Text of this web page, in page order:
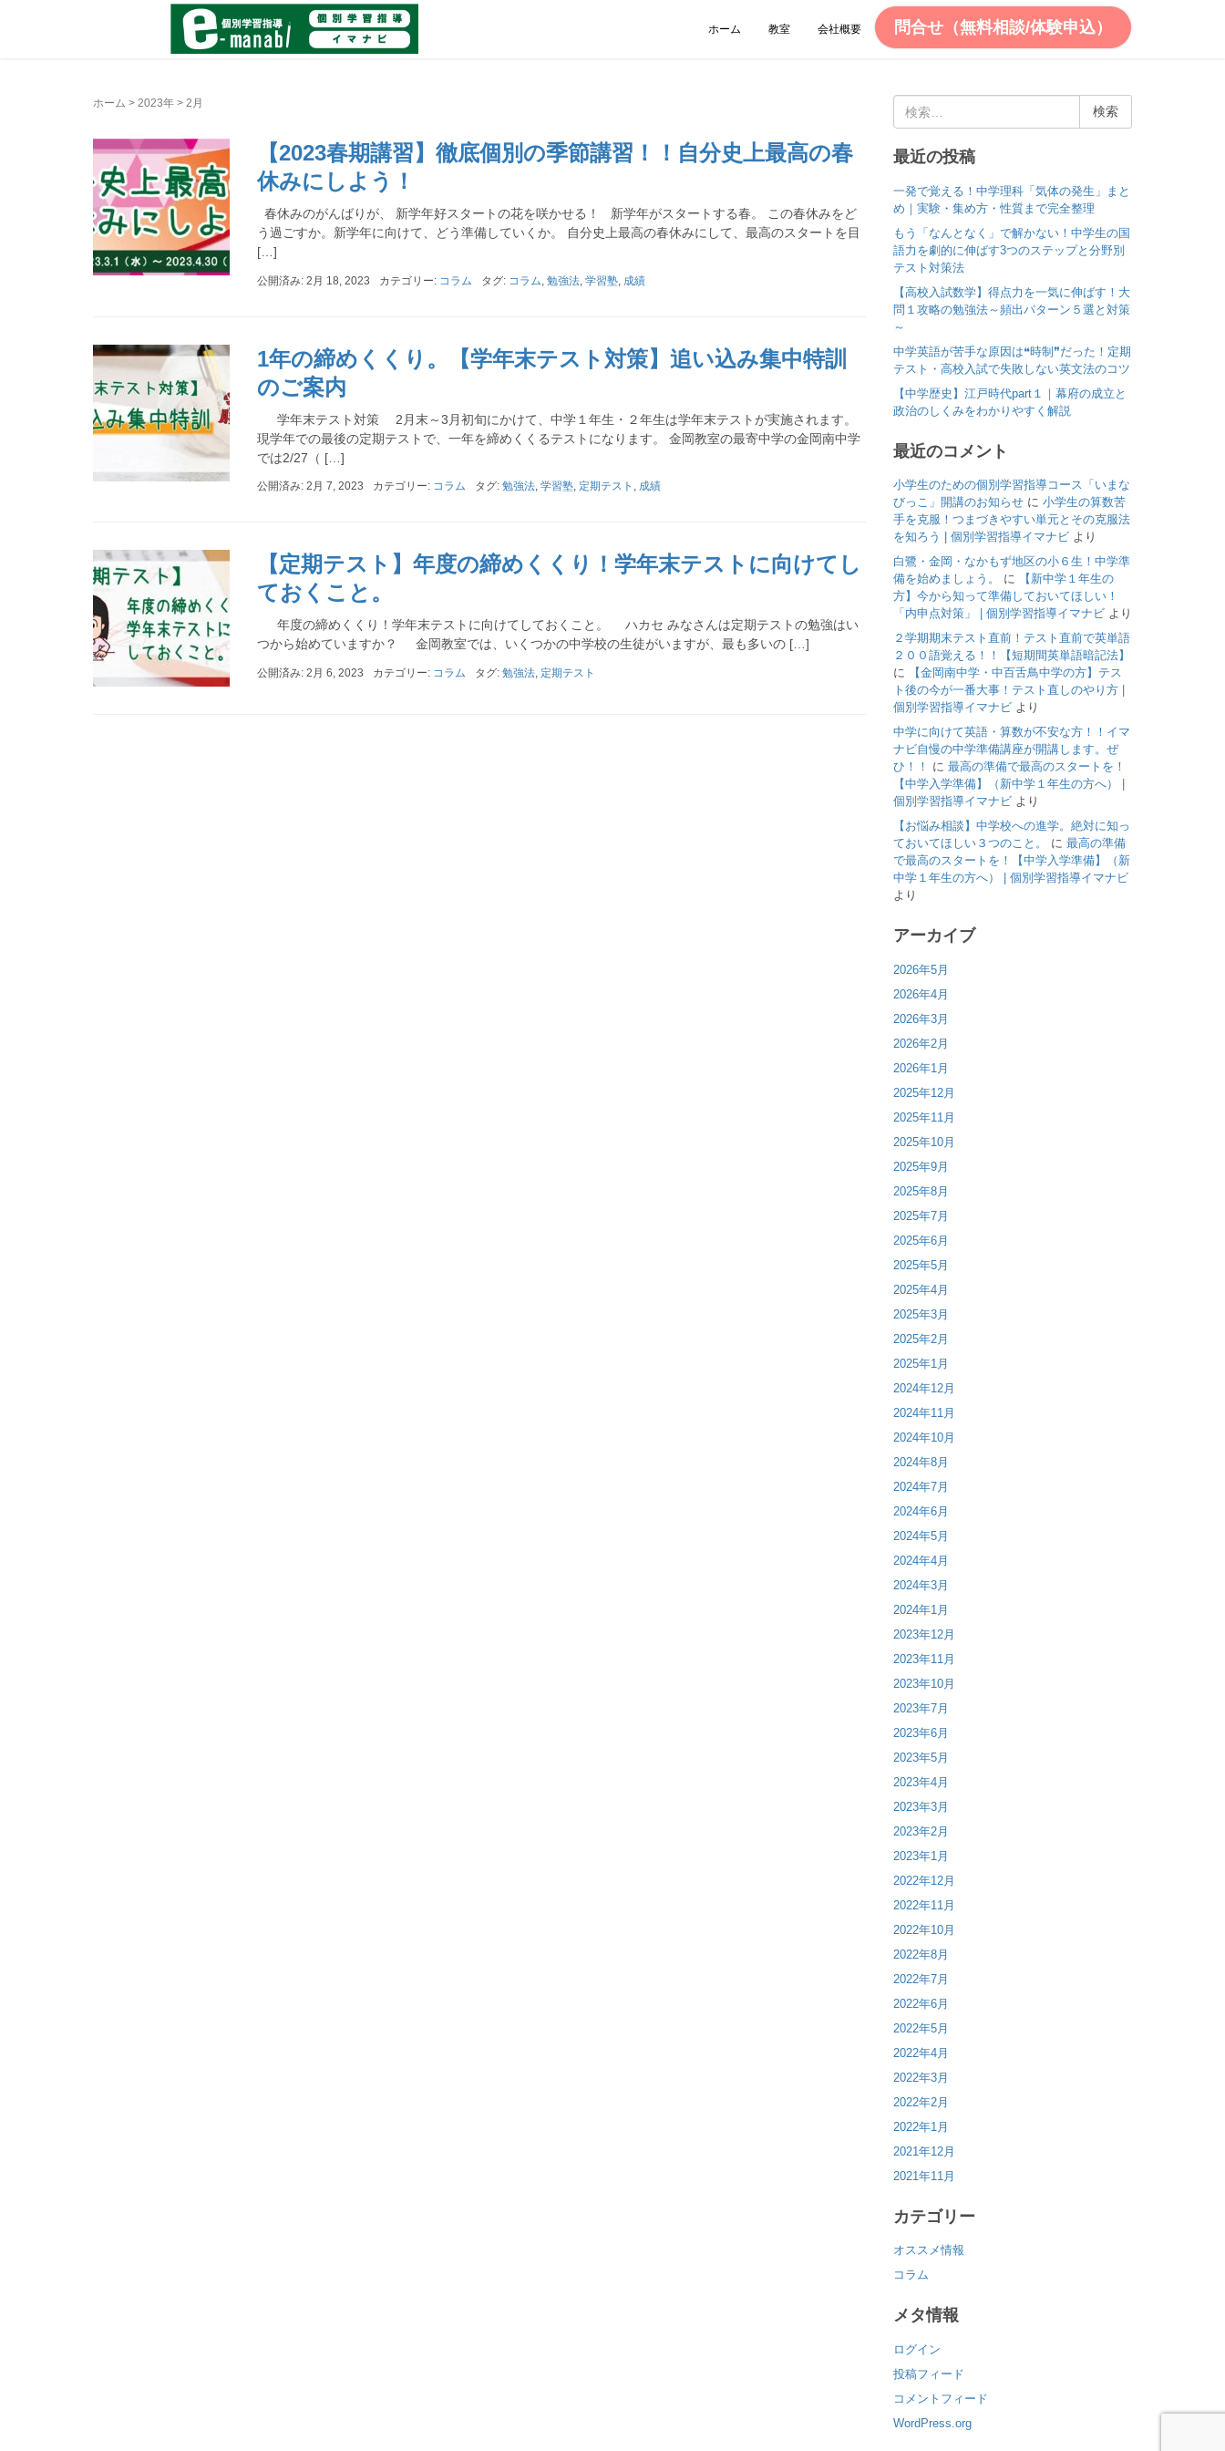
ホーム 教室 会社概要 問合せ（無料相談/体験申込）
ホーム > 2023年 > 2月
【2023春期講習】徹底個別の季節講習！！自分史上最高の春
休みにしよう！
春休みのがんばりが、 新学年好スタートの花を咲かせる！ 新学年がスタートする春。 この春休みをど
う過ごすか。新学年に向けて、どう準備していくか。 自分史上最高の春休みにして、最高のスタートを目
[…]
公開済み: 2月 18, 2023 カテゴリー: コラム タグ: コラム 勉強法 学習塾 成績
1年の締めくくり。【学年末テスト対策】追い込み集中特訓
のご案内
学年末テスト対策 2月末～3月初旬にかけて、中学１年生・２年生は学年末テストが実施されます。
現学年での最後の定期テストで、一年を締めくくるテストになります。 金岡教室の最寄中学の金岡南中学
では2/27（ […]
公開済み: 2月 7, 2023 カテゴリー: コラム タグ: 勉強法, 学習塾, 定期テスト , 成績
【定期テスト】年度の締めくくり！学年末テストに向けてし
ておくこと。
年度の締めくくり！学年末テストに向けてしておくこと。 ハカセ みなさんは定期テストの勉強はい
つから始めていますか？ 金岡教室では、いくつかの中学校の生徒がいますが、最も多いの […]
公開済み: 2月 6, 2023 カテゴリー: コラム タグ: 勉強法 定期テスト
最近の投稿
一発で覚える！中学理科「気体の発生」まと
め｜実験・集め方・性質まで完全整理
もう「なんとなく」で解かない！中学生の国
語力を劇的に伸ばす3つのステップと分野別
テスト対策法
【高校入試数学】得点力を一気に伸ばす！大
問１攻略の勉強法～頻出パターン５選と対策
～
中学英語が苦手な原因は❝時制❞だった！定期
テスト・高校入試で失敗しない英文法のコツ
【中学歴史】江戸時代part１｜幕府の成立と
政治のしくみをわかりやすく解説
最近のコメント
小学生のための個別学習指導コース「いまな
びっこ」開講のお知らせに 小学生の算数苦
手を克服！つまづきやすい単元とその克服法
を知ろう | 個別学習指導イマナビより
白鷺・金岡・なかもず地区の小６生！中学準
備を始めましょう。
に
【新中学１年生の
方】今から知って準備しておいてほしい！
「内申点対策」 | 個別学習指導イマナビより
２学期期末テスト直前！テスト直前で英単語
２００語覚える！！【短期間英単語暗記法】
に
【金岡南中学・中百舌鳥中学の方】テス
ト後の今が一番大事！テスト直しのやり方 |
個別学習指導イマナビより
中学に向けて英語・算数が不安な方！！イマ
ナビ自慢の中学準備講座が開講します。ぜ
ひ！！
に 最高の準備で最高のスタートを！
【中学入学準備】（新中学１年生の方へ） |
個別学習指導イマナビより
【お悩み相談】中学校への進学。絶対に知っ
ておいてほしい３つのこと。
に 最高の準備
で最高のスタートを！【中学入学準備】（新
中学１年生の方へ） | 個別学習指導イマナビ
より
アーカイブ
2026年5月
2026年4月
2026年3月
2026年2月
2026年1月
2025年12月
2025年11月
2025年10月
2025年9月
2025年8月
2025年7月
2025年6月
2025年5月
2025年4月
2025年3月
2025年2月
2025年1月
2024年12月
2024年11月
2024年10月
2024年8月
2024年7月
2024年6月
2024年5月
2024年4月
2024年3月
2024年1月
2023年12月
2023年11月
2023年10月
2023年7月
2023年6月
2023年5月
2023年4月
2023年3月
2023年2月
2023年1月
2022年12月
2022年11月
2022年10月
2022年8月
2022年7月
2022年6月
2022年5月
2022年4月
2022年3月
2022年2月
2022年1月
2021年12月
2021年11月
カテゴリー
オススメ情報
コラム
メタ情報
ログイン
投稿フィード
コメントフィード
WordPress.org